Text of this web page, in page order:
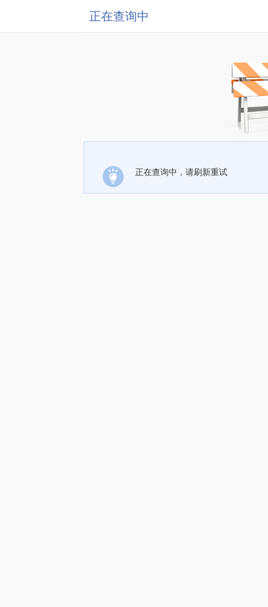
正在查询中
正在查询中，请刷新重试